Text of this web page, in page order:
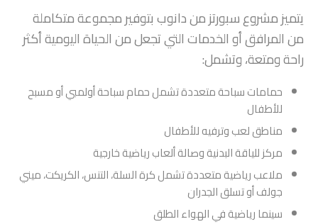
يتميز مشروع سبورتز من دانوب بتوفير مجموعة متكاملة
من المرافق أو الخدمات التي تجعل من الحياة اليومية أكثر
راحة ومتعة، وتشمل:
حمامات سباحة متعددة تشمل حمام سباحة أولمبي أو مسبح
للأطفال
مناطق لعب وترفيه للأطفال
مركز للياقة البدنية وصالة ألعاب رياضية خارجية
ملاعب رياضية متعددة تشمل كرة السلة، التنس، الكريكت، ميني
جولف أو تسلق الجدران
سينما رياضية في الهواء الطلق